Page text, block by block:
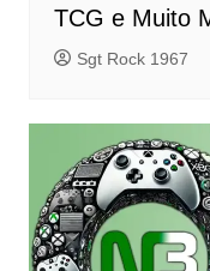
TCG e Muito
Sgt Rock 1967